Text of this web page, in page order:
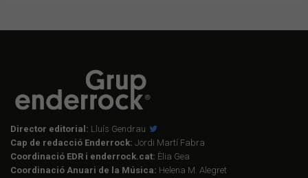
Director editorial: Lluís Gendrau
Cap de redacció Enderrock: Jordi Martí Fabra
Coordinació EDR i enderrock.cat: Èlia Gea
Coordinació Anuari de la Música: Helena M. Alegret